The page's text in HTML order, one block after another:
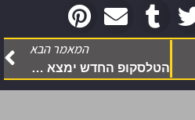
המאמר הבא
הטלסקופ החדש ימצא תרבויות נוספות בחלל – אך האמריקנים ישקרו ויסתירו